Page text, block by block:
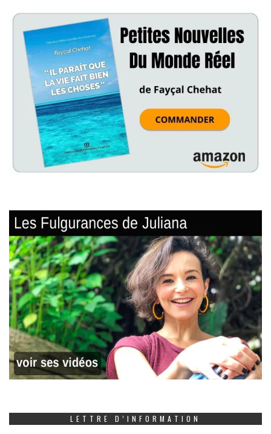
LETTRE D’INFORMATION